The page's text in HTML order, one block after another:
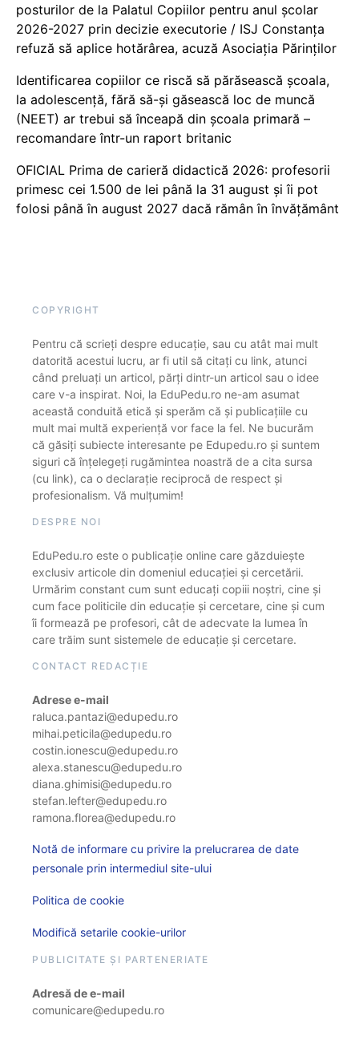
posturilor de la Palatul Copiilor pentru anul școlar
2026-2027 prin decizie executorie / ISJ Constanța
refuză să aplice hotărârea, acuză Asociația Părinților
Identificarea copiilor ce riscă să părăsească școala,
la adolescență, fără să-și găsească loc de muncă
(NEET) ar trebui să înceapă din școala primară –
recomandare într-un raport britanic
OFICIAL Prima de carieră didactică 2026: profesorii
primesc cei 1.500 de lei până la 31 august și îi pot
folosi până în august 2027 dacă rămân în învățământ
COPYRIGHT
Pentru că scrieți despre educație, sau cu atât mai mult
datorită acestui lucru, ar fi util să citați cu link, atunci
când preluați un articol, părți dintr-un articol sau o idee
care v-a inspirat. Noi, la EduPedu.ro ne-am asumat
această conduită etică și sperăm că și publicațiile cu
mult mai multă experiență vor face la fel. Ne bucurăm
că găsiți subiecte interesante pe Edupedu.ro și suntem
siguri că înțelegeți rugămintea noastră de a cita sursa
(cu link), ca o declarație reciprocă de respect și
profesionalism. Vă mulțumim!
DESPRE NOI
EduPedu.ro este o publicație online care găzduiește
exclusiv articole din domeniul educației și cercetării.
Urmărim constant cum sunt educați copiii noștri, cine și
cum face politicile din educație și cercetare, cine și cum
îi formează pe profesori, cât de adecvate la lumea în
care trăim sunt sistemele de educație și cercetare.
CONTACT REDACȚIE
Adrese e-mail
raluca.pantazi@edupedu.ro
mihai.peticila@edupedu.ro
costin.ionescu@edupedu.ro
alexa.stanescu@edupedu.ro
diana.ghimisi@edupedu.ro
stefan.lefter@edupedu.ro
ramona.florea@edupedu.ro
Notă de informare cu privire la prelucrarea de date
personale prin intermediul site-ului
Politica de cookie
Modifică setarile cookie-urilor
PUBLICITATE ȘI PARTENERIATE
Adresă de e-mail
comunicare@edupedu.ro